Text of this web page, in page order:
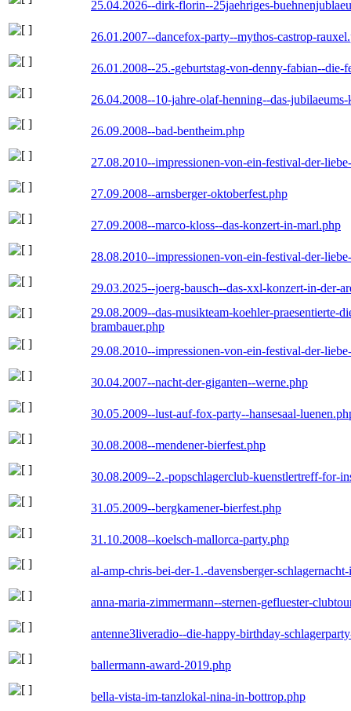
25.04.2026--dirk-florin--25jaehriges-
26.01.2007--dancefox-party--mythos-castrop-
26.01.2008--25.-geburtstag-von-denny-fabian--die-
26.04.2008--10-jahre-olaf-henning--das-
26.09.2008--bad-bentheim.php
27.08.2010--impressionen-von-ein-festival-der-
27.09.2008--arnsberger-oktoberfest.php
27.09.2008--marco-kloss--das-konzert-in-marl.php
28.08.2010--impressionen-von-ein-festival-der-
29.03.2025--joerg-bausch--das-xxl-konzert-in-der-
29.08.2009--das-musikteam-koehler-praesentierte-
brambauer.php
29.08.2010--impressionen-von-ein-festival-der-
30.04.2007--nacht-der-giganten--werne.php
30.05.2009--lust-auf-fox-party--hansesaal-
30.08.2008--mendener-bierfest.php
30.08.2009--2.-popschlagerclub-kuenstlertreff-for-
31.05.2009--bergkamener-bierfest.php
31.10.2008--koelsch-mallorca-party.php
al-amp-chris-bei-der-1.-davensberger-
anna-maria-zimmermann--sternen-gefluester-
antenne3liveradio--die-happy-birthday-
ballermann-award-2019.php
bella-vista-im-tanzlokal-nina-in-bottrop.php